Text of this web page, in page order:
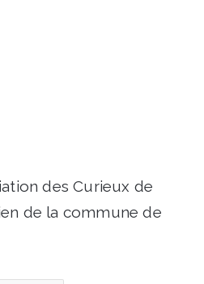
des Curieux de
de la commune de